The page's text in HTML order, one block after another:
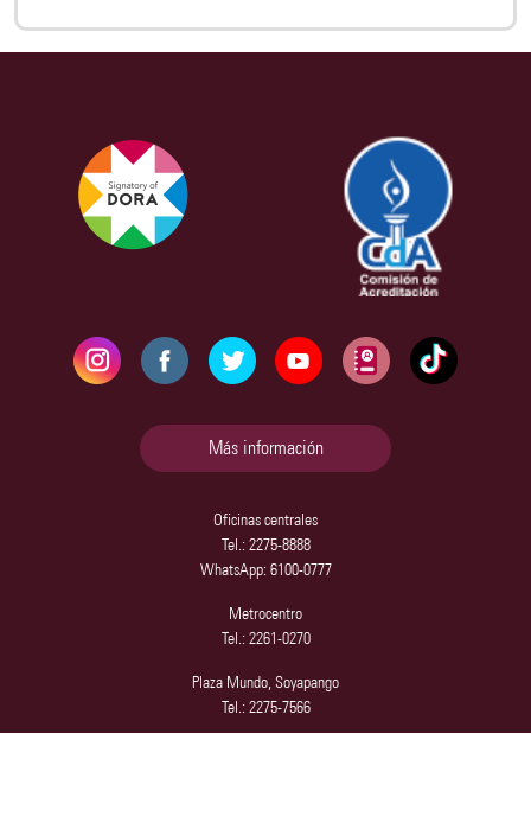
Más información
Oficinas centrales
Tel.: 2275-8888
WhatsApp: 6100-0777
Metrocentro
Tel.: 2261-0270
Plaza Mundo, Soyapango
Tel.: 2275-7566